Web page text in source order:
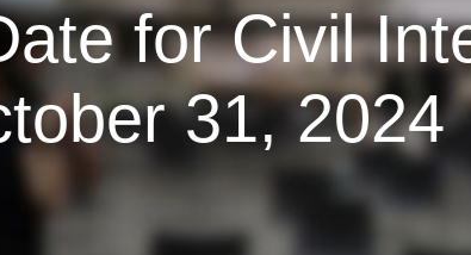
for Civil
31, 2024